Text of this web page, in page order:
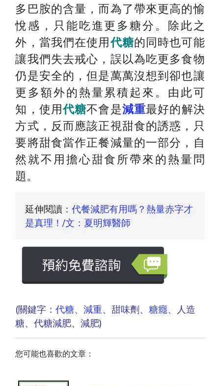
多巴胺的含量，而為了帶來更高的愉
悅感，只能吃進更多糖分。除此之
外，當我們在使用代糖的同時也可能
讓我們失去戒心，誤以為吃更多食物
仍是安全的，但是萬萬沒想到卻也讓
更多額外的熱量累積起來。由此可
知，使用代糖不會是減重最好的解決
方式，反而應該正視甜食的誘惑，只
要將甜食當作正餐減量的一部分，自
然就不用擔心甜食所帶來的熱量問
題。
延伸閱讀：代餐減肥有用嗎？熱量赤字才
是真理！/文：夏明輝醫師
(關鍵字：代糖、減重、甜味劑、糖癮、人造
糖、代糖減肥、減肥)
您可能也喜歡的文章：